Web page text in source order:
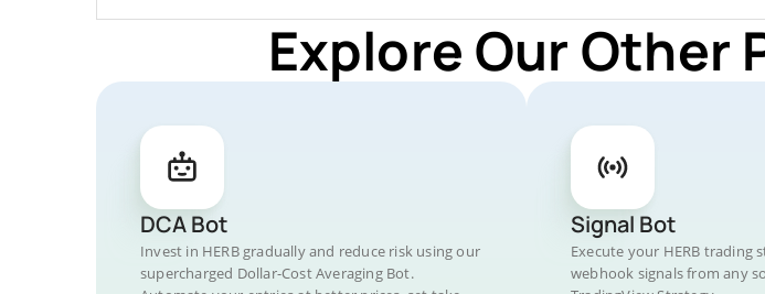
Explore Our Other
DCA Bot
Invest in HERB gradually and reduce risk using our
supercharged Dollar-Cost Averaging Bot.
Signal Bot
Execute your HERB trading
webhook signals from any